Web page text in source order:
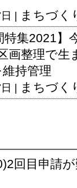
|
まちづく
特集2021】
画整理で生
持管理
| まちづく
回目申請